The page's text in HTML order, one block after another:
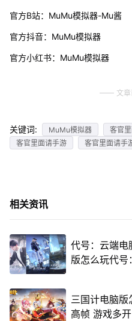
官方B站：MuMu模拟器-Mu酱
官方抖音：MuMu模拟器
官方小红书：MuMu模拟器
文
关键词: MuMu模拟器 客官
客官里面请手游
客官里面请手
相关资讯
代号：云端电
版怎么玩代号
三国计电脑
高帧 游戏多